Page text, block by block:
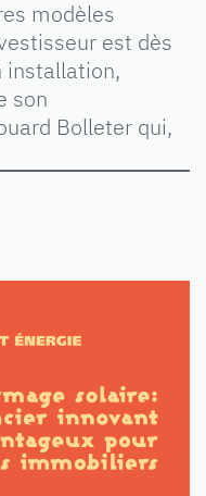
modèles
est dès
installation,
son
Bolleter qui,